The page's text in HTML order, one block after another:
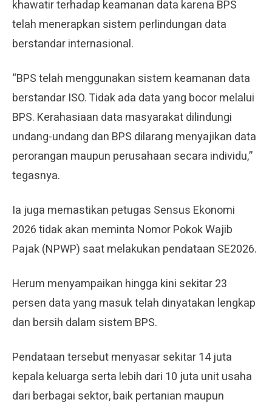
khawatir terhadap keamanan data karena BPS
telah menerapkan sistem perlindungan data
berstandar internasional.
“BPS telah menggunakan sistem keamanan data
berstandar ISO. Tidak ada data yang bocor melalui
BPS. Kerahasiaan data masyarakat dilindungi
undang-undang dan BPS dilarang menyajikan data
perorangan maupun perusahaan secara individu,”
tegasnya.
Ia juga memastikan petugas Sensus Ekonomi
2026 tidak akan meminta Nomor Pokok Wajib
Pajak (NPWP) saat melakukan pendataan SE2026.
Herum menyampaikan hingga kini sekitar 23
persen data yang masuk telah dinyatakan lengkap
dan bersih dalam sistem BPS.
Pendataan tersebut menyasar sekitar 14 juta
kepala keluarga serta lebih dari 10 juta unit usaha
dari berbagai sektor, baik pertanian maupun